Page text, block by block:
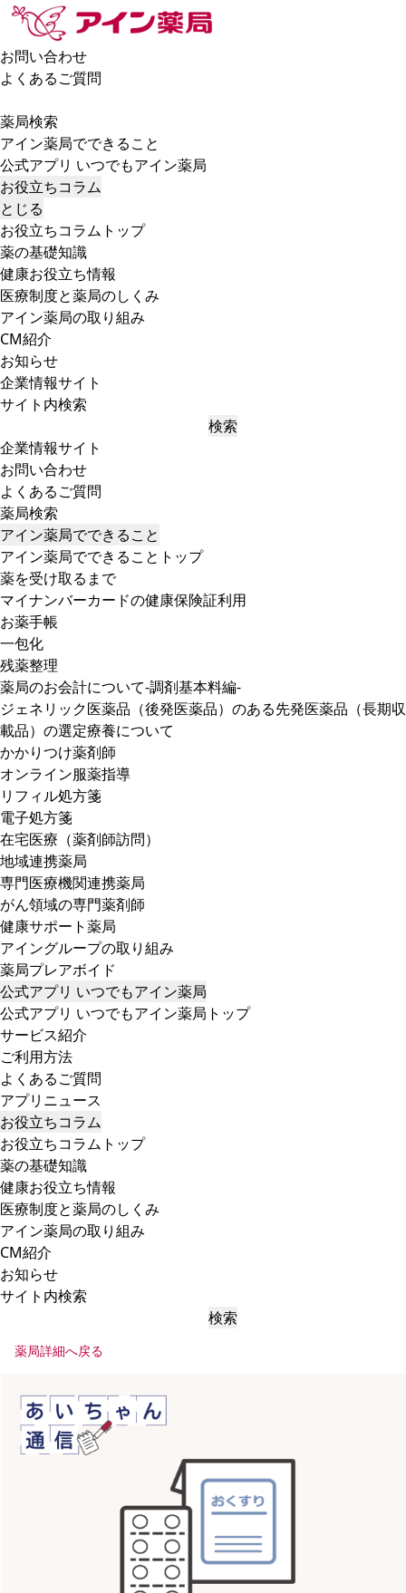
お問い合わせ
よくあるご質問
薬局検索
アイン薬局でできること
公式アプリ いつでもアイン薬局
お役立ちコラム
とじる
お役立ちコラムトップ
薬の基礎知識
健康お役立ち情報
医療制度と薬局のしくみ
アイン薬局の取り組み
CM紹介
お知らせ
企業情報サイト
サイト内検索
検索
企業情報サイト
お問い合わせ
よくあるご質問
薬局検索
アイン薬局でできること
アイン薬局でできることトップ
薬を受け取るまで
マイナンバーカードの健康保険証利用
お薬手帳
一包化
残薬整理
薬局のお会計について-調剤基本料編-
ジェネリック医薬品（後発医薬品）のある先発医薬品（長期収
載品）の選定療養について
かかりつけ薬剤師
オンライン服薬指導
リフィル処方箋
電子処方箋
在宅医療（薬剤師訪問）
地域連携薬局
専門医療機関連携薬局
がん領域の専門薬剤師
健康サポート薬局
アイングループの取り組み
薬局プレアボイド
公式アプリ いつでもアイン薬局
公式アプリ いつでもアイン薬局トップ
サービス紹介
ご利用方法
よくあるご質問
アプリニュース
お役立ちコラム
お役立ちコラムトップ
薬の基礎知識
健康お役立ち情報
医療制度と薬局のしくみ
アイン薬局の取り組み
CM紹介
お知らせ
サイト内検索
検索
薬局詳細へ戻る